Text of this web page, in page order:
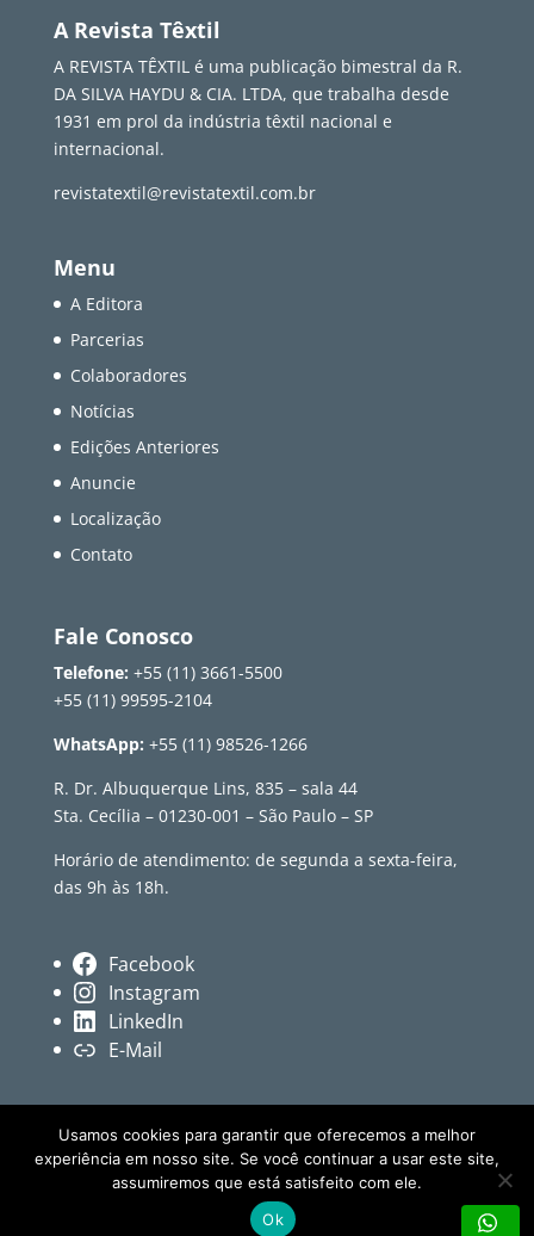
A Revista Têxtil
A REVISTA TÊXTIL é uma publicação bimestral da R.
DA SILVA HAYDU & CIA. LTDA, que trabalha desde
1931 em prol da indústria têxtil nacional e
internacional.
revistatextil@revistatextil.com.br
Menu
A Editora
Parcerias
Colaboradores
Notícias
Edições Anteriores
Anuncie
Localização
Contato
Fale Conosco
Telefone: +55 (11) 3661-5500
+55 (11) 99595-2104
WhatsApp: +55 (11) 98526-1266
R. Dr. Albuquerque Lins, 835 – sala 44
Sta. Cecília – 01230-001 – São Paulo – SP
Horário de atendimento: de segunda a sexta-feira,
das 9h às 18h.
Facebook
Instagram
LinkedIn
E-Mail
© Revista Têxtil • Conteúdo independente sobre
moda, cultura e indústria têxtil.
Usamos cookies para garantir que oferecemos a melhor
experiência em nosso site. Se você continuar a usar este site,
assumiremos que está satisfeito com ele.
Ok